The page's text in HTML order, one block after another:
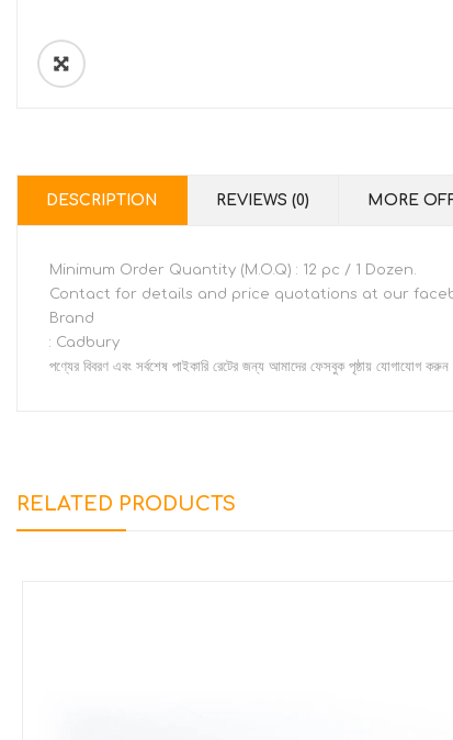
DESCRIPTION REVIEWS (0) MORE
Minimum Order Quantity (M.O.Q) : 12 pc / 1 Dozen.
Contact for details and price quotations at our
Brand
: Cadbury
পণ্যের বিবরণ এবং সর্বশেষ পাইকারি রেটের জন্য আমাদের ফেসবুক পৃষ্ঠায় যোগাযোগ
RELATED PRODUCTS